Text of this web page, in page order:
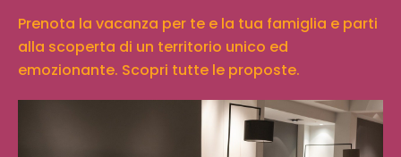
Prenota la vacanza per te e la tua famiglia e parti
alla scoperta di un territorio unico ed
emozionante. Scopri tutte le proposte.